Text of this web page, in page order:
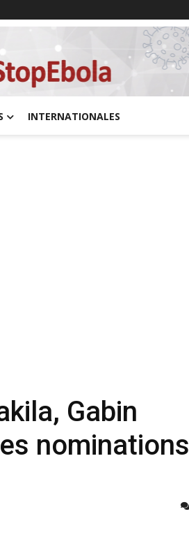
INTERNATIONALES
Gabin
nominations